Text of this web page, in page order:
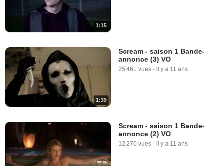
1:15
1:39
Scream - saison 1 Bande-
annonce (3) VO
25 461 vues - Il y a 11 ans
Scream - saison 1 Bande-
annonce (2) VO
12 270 vues - Il y a 11 ans